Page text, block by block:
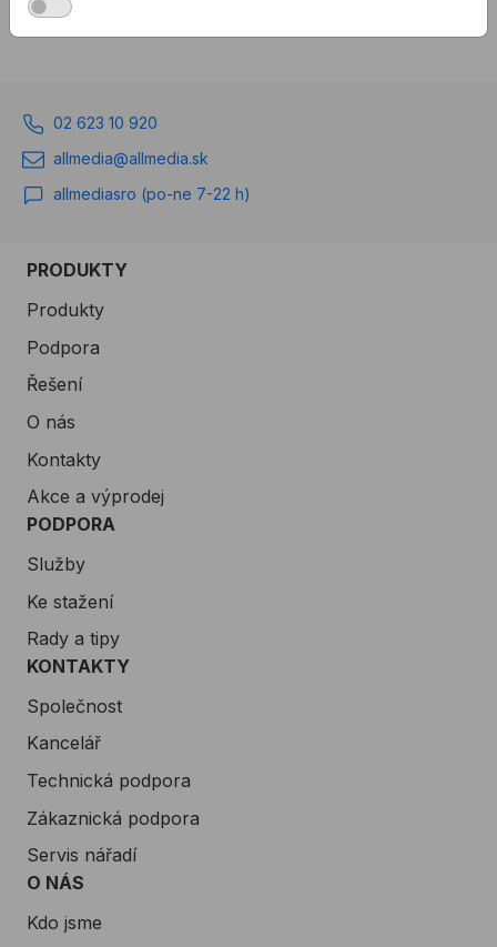
náradím a príslušenstvom rady EVOLUTION.
02 623 10 920
allmedia@allmedia.sk
allmediasro (po-ne 7-22 h)
PRODUKTY
Produkty
Podpora
Řešení
O nás
Kontakty
Akce a výprodej
PODPORA
Služby
Ke stažení
Rady a tipy
KONTAKTY
Společnost
Kancelář
Technická podpora
Zákaznická podpora
Servis nářadí
O NÁS
Kdo jsme